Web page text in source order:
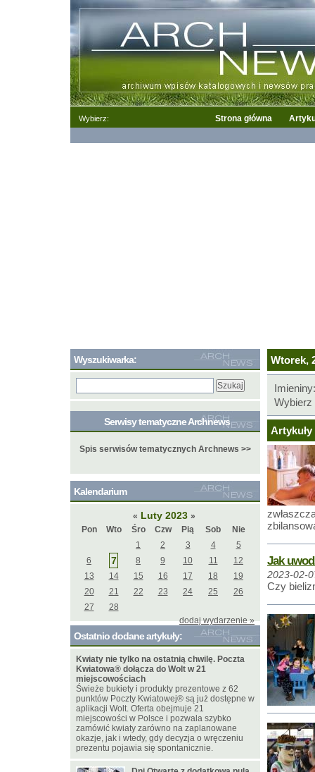
Wybierz: Strona główna
Wtorek,
Wybierz
Jak
2023-02-
Czy
Wyszukiwarka:
Serwisy tematyczne Archnews
Spis serwisów tematycznych Archnews >>
Kalendarium
« Luty 2023 »
Pon
Wto Śro Czw Pią Sob
Nie
1
2 3 4
5
6
7 8 9 10 11
12
13
14 15 16 17 18
19
20
21 22 23 24 25
26
27
28
dodaj wydarzenie »
Ostatnio dodane artykuły:
Kwiaty nie tylko na ostatnią chwilę. Poczta
Kwiatowa® dołącza do Wolt w 21
miejscowościach
Świeże bukiety i produkty prezentowe z 62
punktów Poczty Kwiatowej® są już dostępne w
aplikacji Wolt. Oferta obejmuje 21
miejscowości w Polsce i pozwala szybko
zamówić kwiaty zarówno na zaplanowane
okazje, jak i wtedy, gdy decyzja o wręczeniu
prezentu pojawia się spontanicznie.